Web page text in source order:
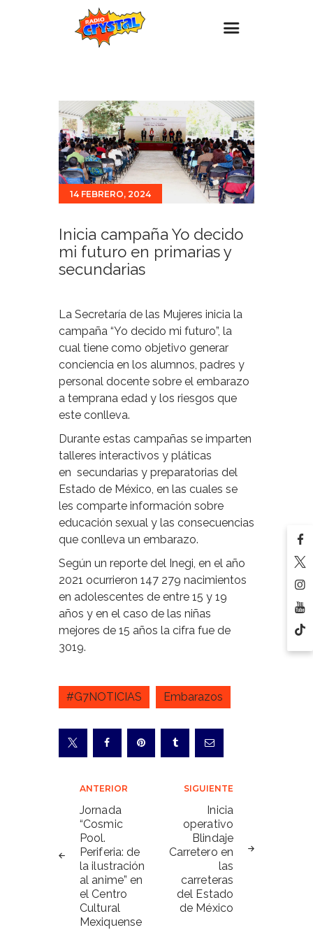
Estaciones
Eventos
Promociones
Noticias
Para ti
Contacto
14 FEBRERO, 2024
Inicia campaña Yo decido
mi futuro en primarias y
secundarias
La Secretaría de las Mujeres inicia la
campaña “Yo decido mi futuro”, la
cual tiene como objetivo generar
conciencia en los alumnos, padres y
personal docente sobre el embarazo
a temprana edad y los riesgos que
este conlleva.
Durante estas campañas se imparten
talleres interactivos y pláticas
en secundarias y preparatorias del
Estado de México, en las cuales se
les comparte información sobre
educación sexual y las consecuencias
que conlleva un embarazo.
Según un reporte del Inegi, en el año
2021 ocurrieron 147 279 nacimientos
en adolescentes de entre 15 y 19
años y en el caso de las niñas
mejores de 15 años la cifra fue de
3019.
#G7NOTICIAS Embarazos
Navegación
de
entradas
ANTERIOR
Jornada
“Cosmic
Pool.
Periferia: de
la ilustración
al anime” en
el Centro
Cultural
Mexiquense
SIGUIENTE
Inicia
operativo
Blindaje
Carretero en
las
carreteras
del Estado
de México